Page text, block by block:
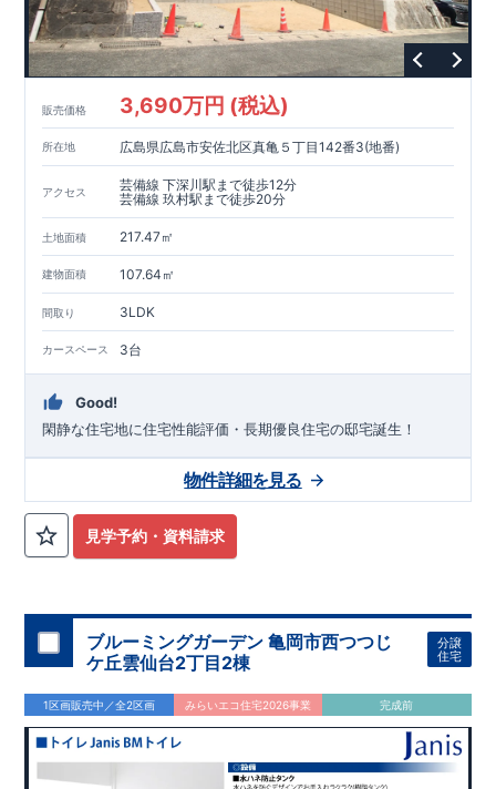
販売価格 3,690万円 (税込)
所在地 広島県広島市安佐北区真亀５丁目142番3(地番)
アクセス
芸備線 下深川駅まで徒歩12分
芸備線 玖村駅まで徒歩20分
土地面積 217.47㎡
建物面積 107.64㎡
間取り 3LDK
カースペース 3台
Good!
閑静な住宅地に住宅性能評価・長期優良住宅の邸宅誕生！
見学予約・資料請求
物件詳細を見る
ブルーミングガーデン 亀岡市西つつじ
ケ丘雲仙台2丁目2棟
分譲
住宅
1区画販売中／全2区画 みらいエコ住宅2026事業 完成前